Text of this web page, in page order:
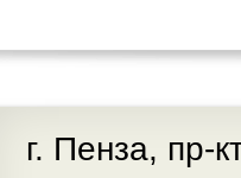
г. Пенза, пр-